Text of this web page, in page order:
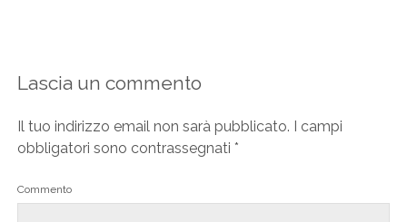
Lascia un commento
Il tuo indirizzo email non sarà pubblicato.
I campi
obbligatori sono contrassegnati *
Commento